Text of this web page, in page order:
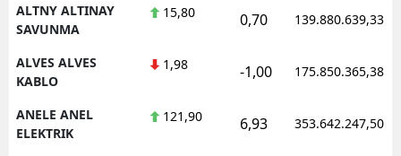
ALTNY ALTINAY
SAVUNMA
15,80 0,70 139.880.639,33
ALVES ALVES
KABLO
1,98 -1,00 175.850.365,38
ANELE ANEL
ELEKTRIK
121,90 6,93 353.642.247,50